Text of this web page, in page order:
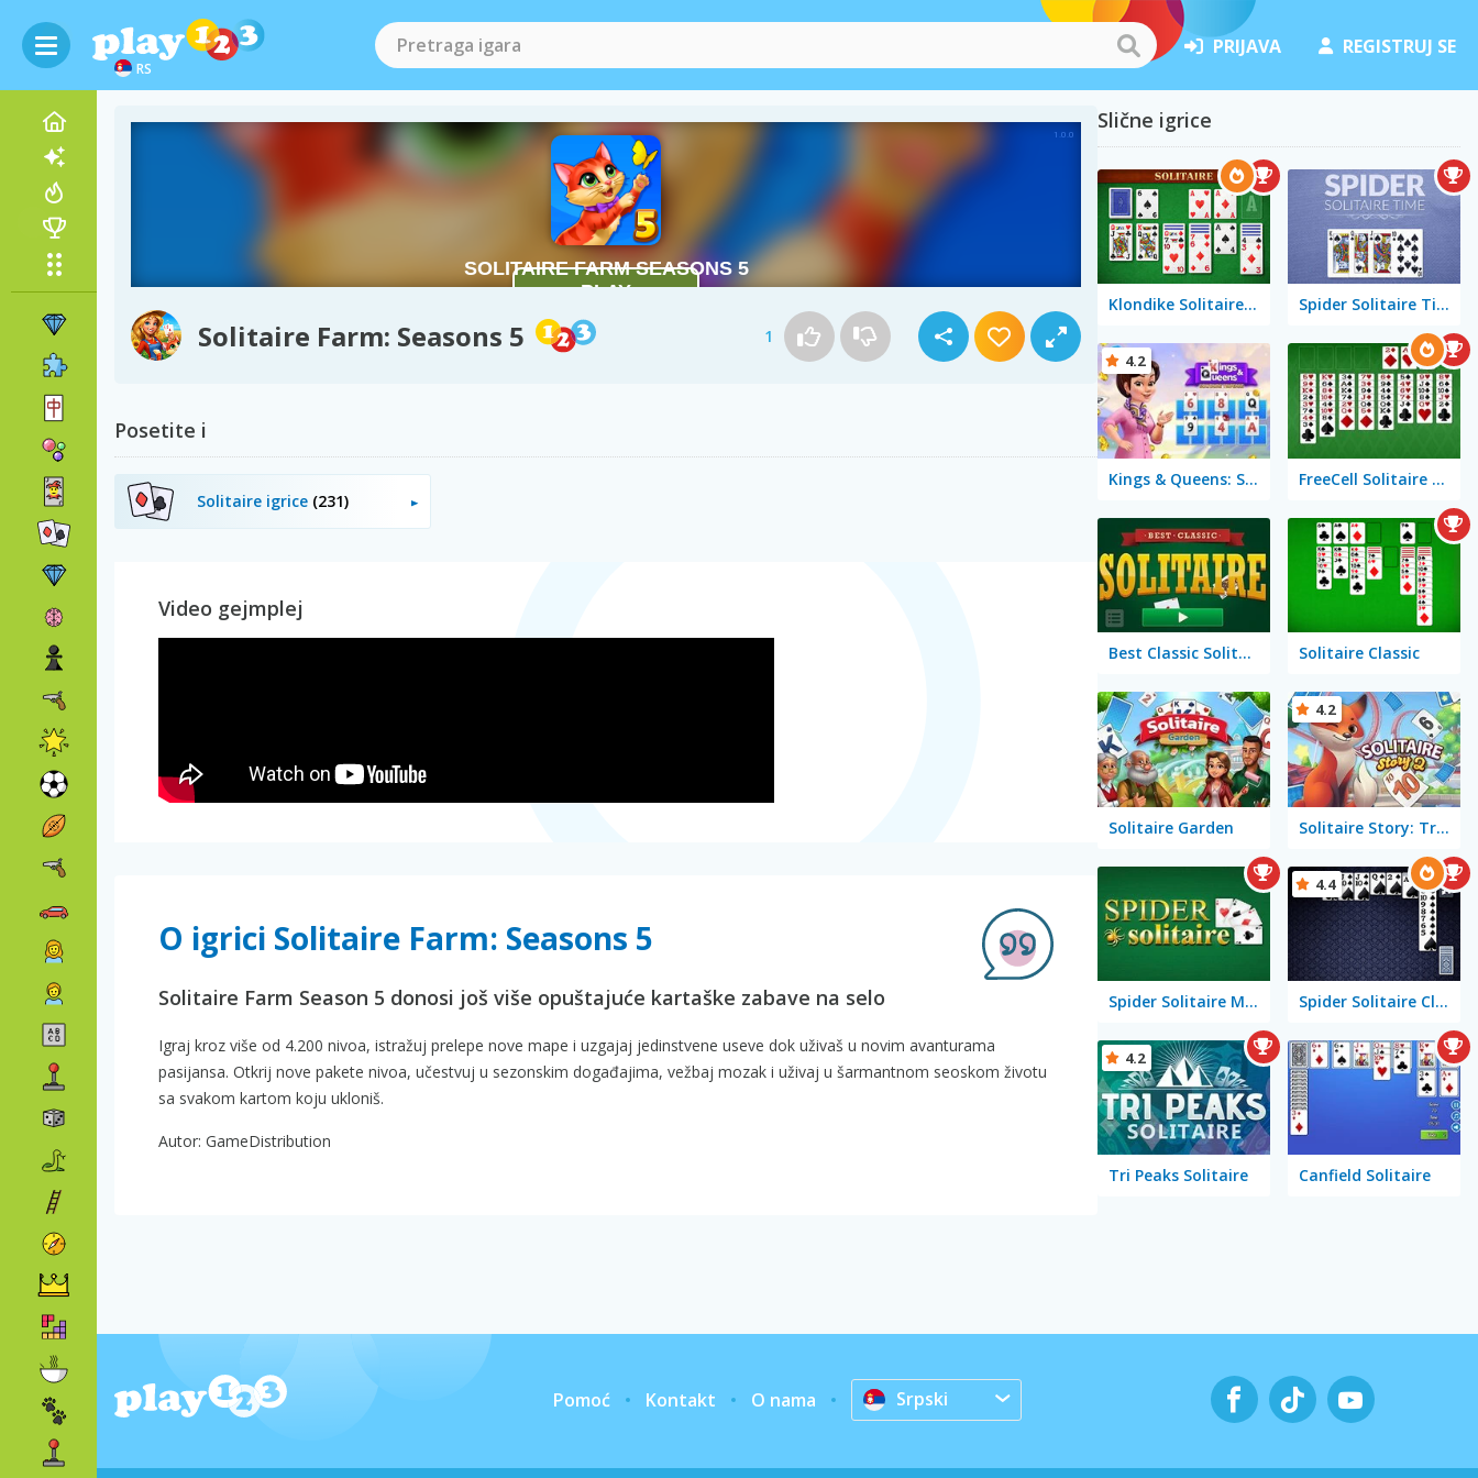
RS
PRIJAVA REGISTRUJ SE
Solitaire Farm: Seasons 5 1
Posetite i
Solitaire igrice (231)
Video gejmplej
O igrici Solitaire Farm: Seasons 5
Solitaire Farm Season 5 donosi još više opuštajuće kartaške zabave na selo
Igraj kroz više od 4.200 nivoa, istražuj prelepe nove mape i uzgajaj jedinstvene useve dok uživaš u novim avanturama
pasijansa. Otkrij nove pakete nivoa, učestvuj u sezonskim događajima, vežbaj mozak i uživaj u šarmantnom seoskom životu
sa svakom kartom koju ukloniš.
Autor: GameDistribution
Slične igrice
Klondike Solitaire Big Spider Solitaire Time
Kings & Queens: Solitaire Tripeaks
4.2
FreeCell Solitaire Classic
Best Classic Solitaire Solitaire Classic
Solitaire Garden Solitaire Story: TriPeaks 2
4.2
Spider Solitaire Mobile Spider Solitaire Classic
4.4
Tri Peaks Solitaire
4.2
Canfield Solitaire
Pomoć Kontakt O nama Srpski